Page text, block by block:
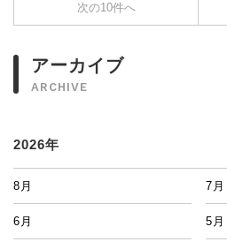
次の10件へ
アーカイブ
ARCHIVE
2026年
8月 7月
6月 5月